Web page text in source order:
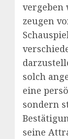
vergeben
zeugen
solch
eine
sondern
seine